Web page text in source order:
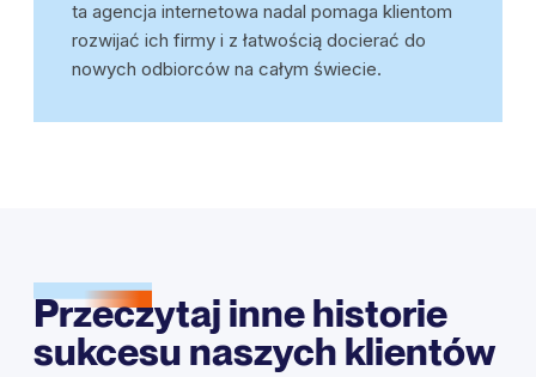
ta agencja internetowa nadal pomaga klientom
rozwijać ich firmy i z łatwością docierać do
nowych odbiorców na całym świecie.
Przeczytaj inne historie
sukcesu naszych klientów